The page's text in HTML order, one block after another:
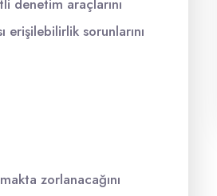
denetim araçlarını
sorunlarını
zorlanacağını